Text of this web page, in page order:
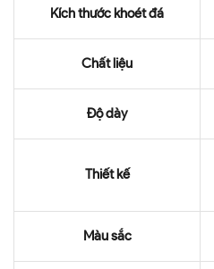
Kích thước khoét đá
Chất liệu
Độ dày
Thiết kế
Màu sắc